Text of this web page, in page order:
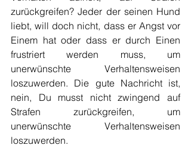
zurückgreifen? Jeder der seinen Hund
liebt, will doch nicht, dass er Angst vor
Einem hat oder dass er durch Einen
frustriert werden muss, um
unerwünschte Verhaltensweisen
loszuwerden. Die gute Nachricht ist,
nein, Du musst nicht zwingend auf
Strafen zurückgreifen, um
unerwünschte Verhaltensweisen
loszuwerden.